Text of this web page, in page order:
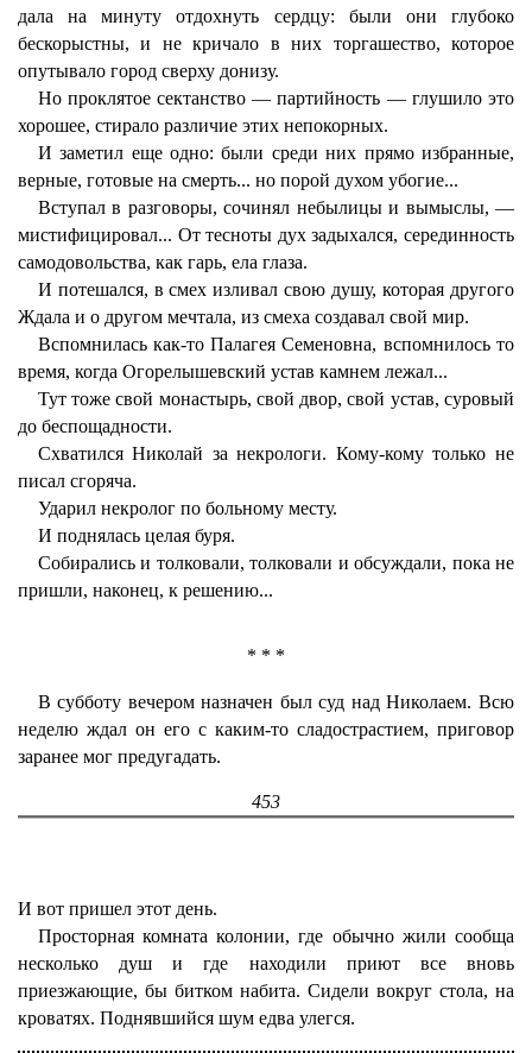
дала на минуту отдохнуть сердцу: были они глубоко
бескорыстны, и не кричало в них торгашество, которое
опутывало город сверху донизу.
Но проклятое сектанство — партийность — глушило это
хорошее, стирало различие этих непокорных.
И заметил еще одно: были среди них прямо избранные,
верные, готовые на смерть... но порой духом убогие...
Вступал в разговоры, сочинял небылицы и вымыслы, —
мистифицировал... От тесноты дух задыхался, серединность
самодовольства, как гарь, ела глаза.
И потешался, в смех изливал свою душу, которая другого
Ждала и о другом мечтала, из смеха создавал свой мир.
Вспомнилась как-то Палагея Семеновна, вспомнилось то
время, когда Огорелышевский устав камнем лежал...
Тут тоже свой монастырь, свой двор, свой устав, суровый
до беспощадности.
Схватился Николай за некрологи. Кому-кому только не
писал сгоряча.
Ударил некролог по больному месту.
И поднялась целая буря.
Собирались и толковали, толковали и обсуждали, пока не
пришли, наконец, к решению...
* * *
В субботу вечером назначен был суд над Николаем. Всю
неделю ждал он его с каким-то сладострастием, приговор
заранее мог предугадать.
453
И вот пришел этот день.
Просторная комната колонии, где обычно жили сообща
несколько душ и где находили приют все вновь
приезжающие, бы битком набита. Сидели вокруг стола, на
кроватях. Поднявшийся шум едва улегся.